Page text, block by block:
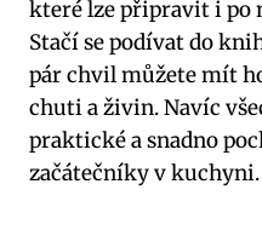
které lze připravit i po
Stačí se podívat do
pár chvil můžete mít
chuti a živin. Navíc
praktické a snadno
začátečníky v kuchyni.